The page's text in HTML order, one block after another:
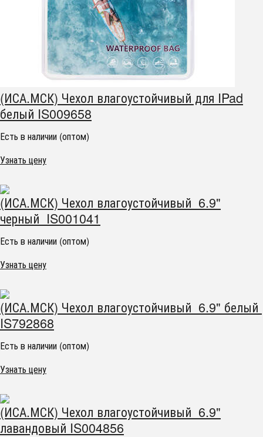
(ИСА.МСК) Чехол влагоустойчивый для IPad
белый IS009658
Есть в наличии (оптом)
Узнать цену
(ИСА.МСК) Чехол влагоустойчивый 6.9"
черный IS001041
Есть в наличии (оптом)
Узнать цену
(ИСА.МСК) Чехол влагоустойчивый 6.9" белый
IS792868
Есть в наличии (оптом)
Узнать цену
(ИСА.МСК) Чехол влагоустойчивый 6.9"
лавандовый IS004856